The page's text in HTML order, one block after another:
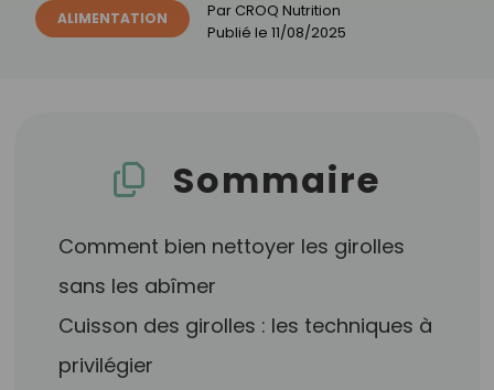
ALIMENTATION Par CROQ Nutrition
Publié le 11/08/2025
Sommaire
Comment bien nettoyer les girolles
sans les abîmer
Cuisson des girolles : les techniques à
privilégier